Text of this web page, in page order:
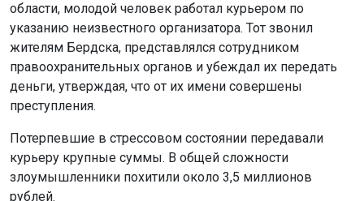
области, молодой человек работал курьером по
указанию неизвестного организатора. Тот звонил
жителям Бердска, представлялся сотрудником
правоохранительных органов и убеждал их передать
деньги, утверждая, что от их имени совершены
преступления.
Потерпевшие в стрессовом состоянии передавали
курьеру крупные суммы. В общей сложности
злоумышленники похитили около 3,5 миллионов
рублей.